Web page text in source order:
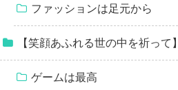
ファッションは足元から
【笑顔あふれる世の中を祈って】
ゲームは最高